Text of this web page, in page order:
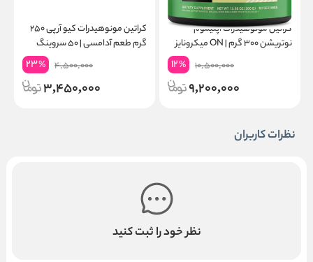
کراتین مونوهیدرات اپتیموم
نوتریشن ۳۰۰ گرم | ON میکرونایز
10,500,000
12%
9,200,000
کراتین مونوهیدرات کیو آر پی ۲۵۰
گرم طعم آدامسی | ۵۰ سروینگ
4,500,000
23%
3,450,000
نظرات کاربران
نظر خود را ثبت کنید